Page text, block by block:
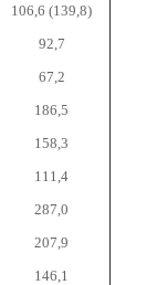
106,6 (139,8)
92,7
67,2
186,5
158,3
111,4
287,0
207,9
146,1